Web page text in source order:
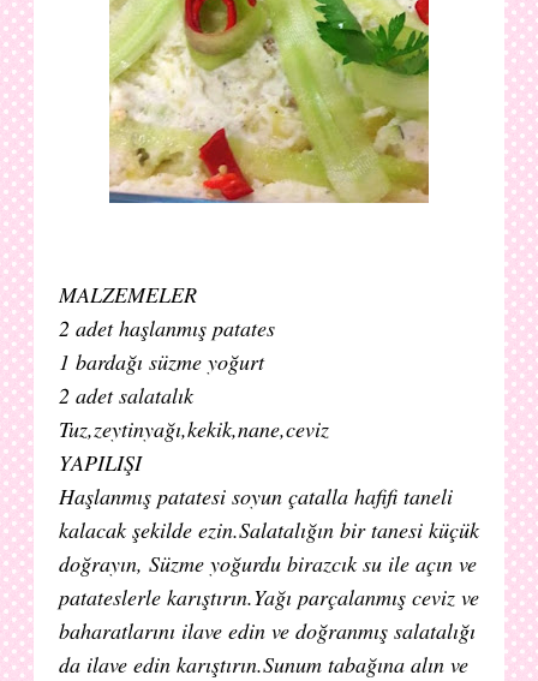
MALZEMELER
2 adet haşlanmış patates
1 bardağı süzme yoğurt
2 adet salatalık
Tuz,zeytinyağı,kekik,nane,ceviz
YAPILIŞI
Haşlanmış patatesi soyun çatalla hafifi taneli
kalacak şekilde ezin.Salatalığın bir tanesi küçük
doğrayın, Süzme yoğurdu birazcık su ile açın ve
patateslerle karıştırın.Yağı parçalanmış ceviz ve
baharatlarını ilave edin ve doğranmış salatalığı
da ilave edin karıştırın.Sunum tabağına alın ve